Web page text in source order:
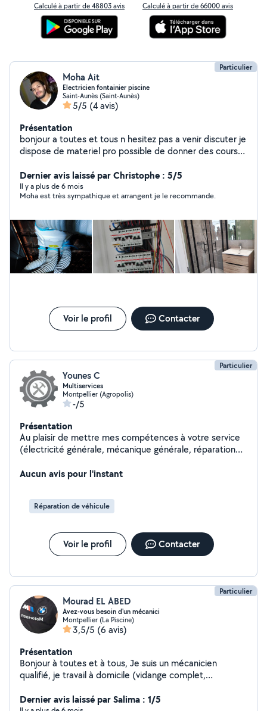
Calculé à partir de 48803 avis Calculé à partir de 66000 avis
Particulier
Moha Ait
Electricien fontainier piscine
Saint-Aunès (Saint-Aunès)
5/5 (4 avis)
Présentation
bonjour a toutes et tous n hesitez pas a venir discuter je
dispose de materiel pro possible de donner des cours
Dernier avis laissé par Christophe : 5/5
Il y a plus de 6 mois
Moha est très sympathique et arrangent je le recommande.
Voir le profil Contacter
Particulier
Younes C
Multiservices
Montpellier (Agropolis)
-/5
Présentation
Au plaisir de mettre mes compétences à votre service
(électricité générale, mécanique générale, réparation
Aucun avis pour l'instant
Réparation de véhicule
Voir le profil Contacter
Particulier
Mourad EL ABED
Avez-vous besoin d'un mécanici
Montpellier (La Piscine)
3,5/5 (6 avis)
Présentation
Bonjour à toutes et à tous, Je suis un mécanicien
qualifié, je travail à domicile (vidange complet,
manuelle...) je cherche des clients si vous êtes intéressé
Dernier avis laissé par Salima : 1/5